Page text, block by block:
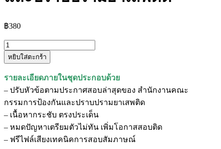
฿380
จำนวน
แนว
นิติกร
ปฏิบัติ
การ
สำนักงาน
คณะ
กรรมการ
หยิบใส่ตะกร้า
รายละเอียดภายในชุดประกอบด้วย
– ปรับหัวข้อตามประกาศสอบล่าสุดของ สำนักงานคณะ
กรรมการป้องกันและปราบปรามยาเสพติด
– เนื้อหากระชับ ตรงประเด็น
– หมดปัญหาเตรียมตัวไม่ทัน เพิ่มโอกาสสอบติด
– ฟรีไฟล์เสียงเทคนิคการสอบสัมภาษณ์